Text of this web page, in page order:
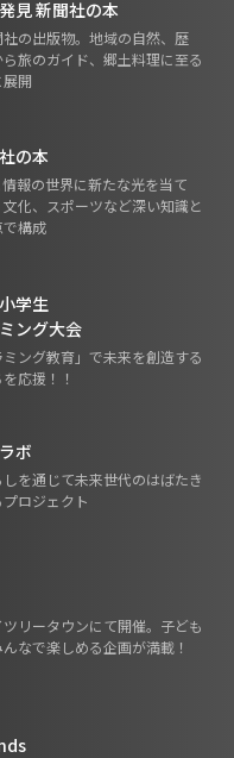
見 新聞社の本
の出版物。地域の自然、歴
旅のガイド、郷土料理に至る
開
の本
報の世界に新たな光を当て
化、スポーツなど深い知識と
構成
学生
ング大会
ミング教育」で未来を創造する
応援！！
ボ
しを通じて未来世代のはばたき
ロジェクト
リータウンにて開催。子ども
なで楽しめる企画が満載！